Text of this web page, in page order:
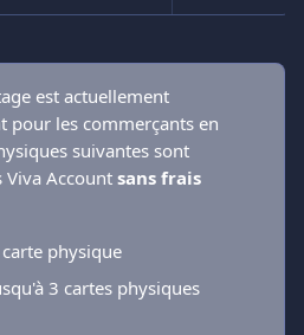
est actuellement
pour les commerçants en
suivantes sont
Viva Account sans frais
physique
3 cartes physiques